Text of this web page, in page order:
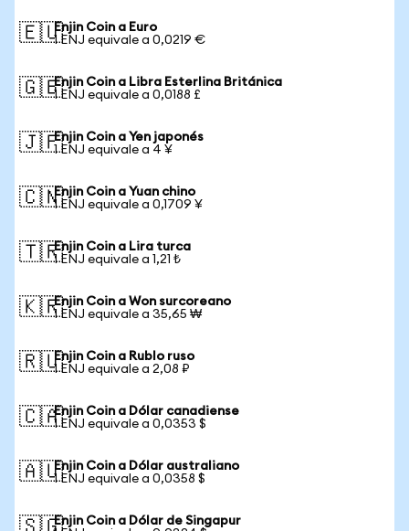
🇪🇺Enjin Coin a Euro
1 ENJ equivale a 0,0219 €
🇬🇧Enjin Coin a Libra Esterlina Británica
1 ENJ equivale a 0,0188 £
🇯🇵Enjin Coin a Yen japonés
1 ENJ equivale a 4 ¥
🇨🇳Enjin Coin a Yuan chino
1 ENJ equivale a 0,1709 ¥
🇹🇷Enjin Coin a Lira turca
1 ENJ equivale a 1,21 ₺
🇰🇷Enjin Coin a Won surcoreano
1 ENJ equivale a 35,65 ₩
🇷🇺Enjin Coin a Rublo ruso
1 ENJ equivale a 2,08 ₽
🇨🇦Enjin Coin a Dólar canadiense
1 ENJ equivale a 0,0353 $
🇦🇺Enjin Coin a Dólar australiano
1 ENJ equivale a 0,0358 $
Enjin Coin a Dólar de Singapur